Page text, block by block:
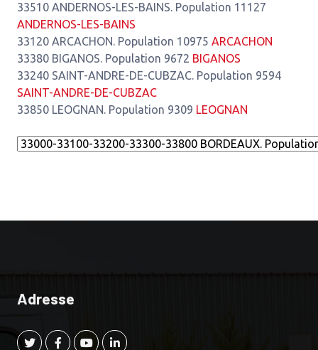
33510 ANDERNOS-LES-BAINS. Population 11127
ANDERNOS-LES-BAINS
33120 ARCACHON. Population 10975 ARCACHON
33380 BIGANOS. Population 9672 BIGANOS
33240 SAINT-ANDRE-DE-CUBZAC. Population 9594
SAINT-ANDRE-DE-CUBZAC
33850 LEOGNAN. Population 9309 LEOGNAN
Adresse